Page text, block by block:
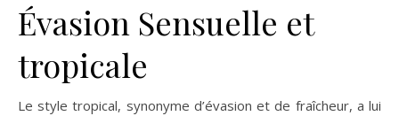
Évasion Sensuelle et
tropicale
Le style tropical, synonyme d’évasion et de fraîcheur, a lui